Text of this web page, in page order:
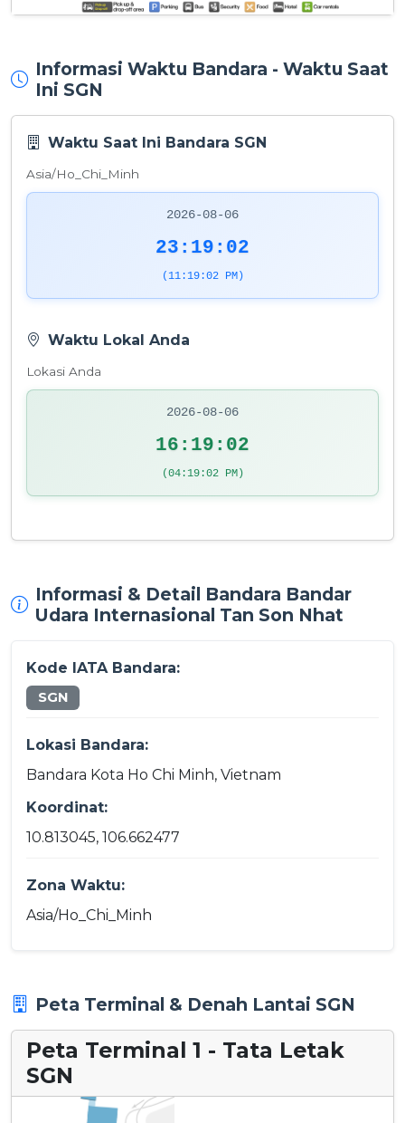
Informasi Waktu Bandara - Waktu Saat
Ini SGN
Waktu Saat Ini Bandara SGN
Asia/Ho_Chi_Minh
2026-08-06
23:19:02
(11:19:02 PM)
Waktu Lokal Anda
Lokasi Anda
2026-08-06
16:19:02
(04:19:02 PM)
Informasi & Detail Bandara Bandar
Udara Internasional Tan Son Nhat
Kode IATA Bandara:
SGN
Lokasi Bandara:
Bandara Kota Ho Chi Minh, Vietnam
Koordinat:
10.813045, 106.662477
Zona Waktu:
Asia/Ho_Chi_Minh
Peta Terminal & Denah Lantai SGN
Peta Terminal 1 - Tata Letak
SGN